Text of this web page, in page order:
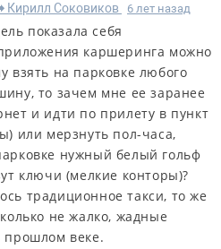
Кирилл Соковиков 6 лет назад
показала себя
каршеринга можно
взять на парковке любого
то зачем мне ее заранее
и идти по прилету в пункт
или мерзнуть пол-часа,
нужный белый гольф
ключи (мелкие конторы)?
традиционное такси, то же
не жалко, жадные
прошлом веке.